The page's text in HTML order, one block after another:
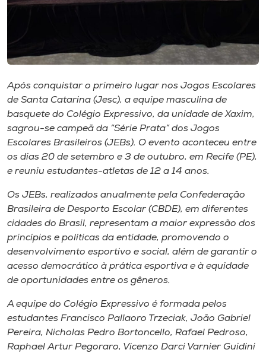
Unoesc
Store
Selecione
o idioma
A-
Após conquistar o primeiro lugar nos Jogos Escolares
de Santa Catarina (Jesc), a equipe masculina de
basquete do Colégio Expressivo, da unidade de Xaxim,
sagrou-se campeã da “Série Prata” dos Jogos
Escolares Brasileiros (JEBs). O evento aconteceu entre
os dias 20 de setembro e 3 de outubro, em Recife (PE),
e reuniu estudantes-atletas de 12 a 14 anos.
Os JEBs, realizados anualmente pela Confederação
Brasileira de Desporto Escolar (CBDE), em diferentes
cidades do Brasil, representam a maior expressão dos
princípios e políticas da entidade, promovendo o
desenvolvimento esportivo e social, além de garantir o
acesso democrático à prática esportiva e à equidade
de oportunidades entre os gêneros.
A equipe do Colégio Expressivo é formada pelos
estudantes Francisco Pallaoro Trzeciak, João Gabriel
Pereira, Nicholas Pedro Bortoncello, Rafael Pedroso,
Raphael Artur Pegoraro, Vicenzo Darci Varnier Guidini